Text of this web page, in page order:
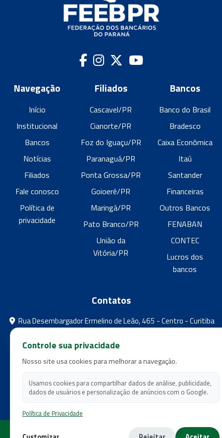
Navegação
Início
Institucional
Bancos
Notícias
Filiados
Fale conosco
Política de
privacidade
Filiados
Cascavel/PR
Cianorte/PR
Foz do Iguaçu/PR
Paranaguá/PR
Ponta Grossa/PR
Goioerê/PR
Maringá/PR
Pato Branco/PR
União da
Vitória/PR
Bancos
Banco do Brasil
Bradesco
Caixa Econômica
Itaú
Santander
Financeiras
Outros Bancos
FENABAN
CONTEC
Lucros dos
bancos
Contatos
Rua Desembargador Ermelino de Leão, 465 - Centro - Curitiba
- Paraná
feebpr@gmail.com
(41) 3224-5573
(41) 3224-5525
Copyright 2026 - Federação dos Empregados em Estabelecimentos
Controle sua privacidade
Nosso site usa cookies para melhorar a navegação.
Usamos cookies para compartilhar dados de análise, publicidade,
dados de usuários e personalização de anúncios com o Google.
Política de Privacidade